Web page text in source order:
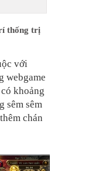
thống trị
với
webgame
khoảng
sêm sêm
chán